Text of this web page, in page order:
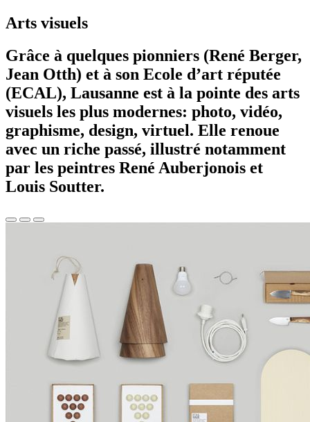
Arts visuels
Grâce à quelques pionniers (René Berger,
Jean Otth) et à son Ecole d’art réputée
(ECAL), Lausanne est à la pointe des arts
visuels les plus modernes: photo, vidéo,
graphisme, design, virtuel. Elle renoue
avec un riche passé, illustré notamment
par les peintres René Auberjonois et
Louis Soutter.